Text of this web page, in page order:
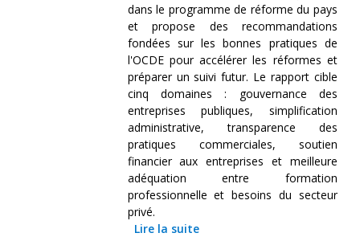
dans le programme de réforme du pays
et propose des recommandations
fondées sur les bonnes pratiques de
l'OCDE pour accélérer les réformes et
préparer un suivi futur. Le rapport cible
cinq domaines : gouvernance des
entreprises publiques, simplification
administrative, transparence des
pratiques commerciales, soutien
financier aux entreprises et meilleure
adéquation entre formation
professionnelle et besoins du secteur
privé.
Lire la suite